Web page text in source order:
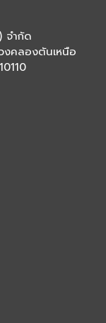
จำกัด
คลองตันเหนือ